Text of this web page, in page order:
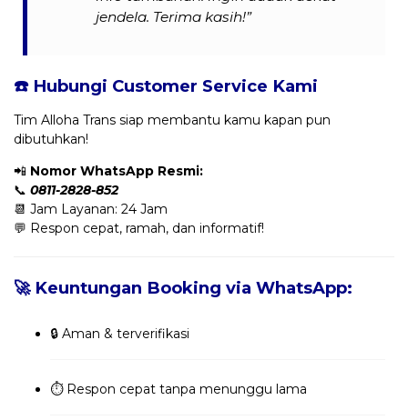
jendela. Terima kasih!”
☎️ Hubungi Customer Service Kami
Tim Alloha Trans siap membantu kamu kapan pun
dibutuhkan!
📲 Nomor WhatsApp Resmi:
📞 0811-2828-852
📆 Jam Layanan: 24 Jam
💬 Respon cepat, ramah, dan informatif!
🚀 Keuntungan Booking via WhatsApp:
🔒 Aman & terverifikasi
⏱️ Respon cepat tanpa menunggu lama